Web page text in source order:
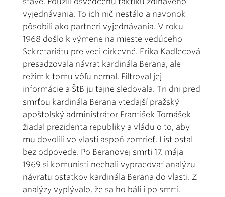
vyjednávania. To ich nič nestálo a navonok
pôsobili ako partneri vyjednávania. V roku
1968 došlo k výmene na mieste vedúceho
Sekretariátu pre veci cirkevné. Erika Kadlecová
presadzovala návrat kardinála Berana, ale
režim k tomu vôľu nemal. Filtroval jej
informácie a ŠtB ju tajne sledovala. Tri dni pred
smrťou kardinála Berana vtedajší pražský
apoštolský administrátor František Tomášek
žiadal prezidenta republiky a vládu o to, aby
mu dovolili vo vlasti aspoň zomrieť. List ostal
bez odpovede. Po Beranovej smrti 17. mája
1969 si komunisti nechali vypracovať analýzu
návratu ostatkov kardinála Berana do vlasti. Z
analýzy vyplývalo, že sa ho báli i po smrti.